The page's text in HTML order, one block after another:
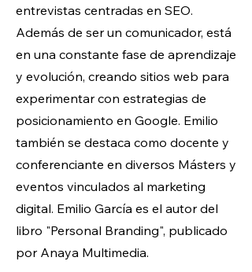
entrevistas centradas en SEO.
Además de ser un comunicador, está
en una constante fase de aprendizaje
y evolución, creando sitios web para
experimentar con estrategias de
posicionamiento en Google. Emilio
también se destaca como docente y
conferenciante en diversos Másters y
eventos vinculados al marketing
digital. Emilio García es el autor del
libro "Personal Branding", publicado
por Anaya Multimedia.